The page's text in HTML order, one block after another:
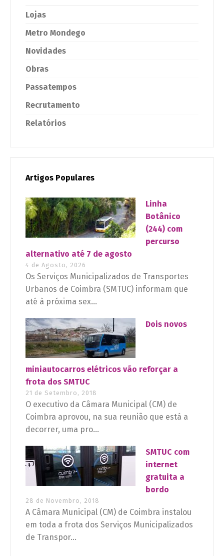
Lojas
Metro Mondego
Novidades
Obras
Passatempos
Recrutamento
Relatórios
Artigos Populares
Linha
Botânico
(244) com
percurso
alternativo até 7 de agosto
4 de Agosto, 2026
Os Serviços Municipalizados de Transportes
Urbanos de Coimbra (SMTUC) informam que
até à próxima sex...
Dois novos
miniautocarros elétricos vão reforçar a
frota dos SMTUC
21 de Setembro, 2018
O executivo da Câmara Municipal (CM) de
Coimbra aprovou, na sua reunião que está a
decorrer, uma pro...
SMTUC com
internet
gratuita a
bordo
28 de Novembro, 2018
A Câmara Municipal (CM) de Coimbra instalou
em toda a frota dos Serviços Municipalizados
de Transpor...